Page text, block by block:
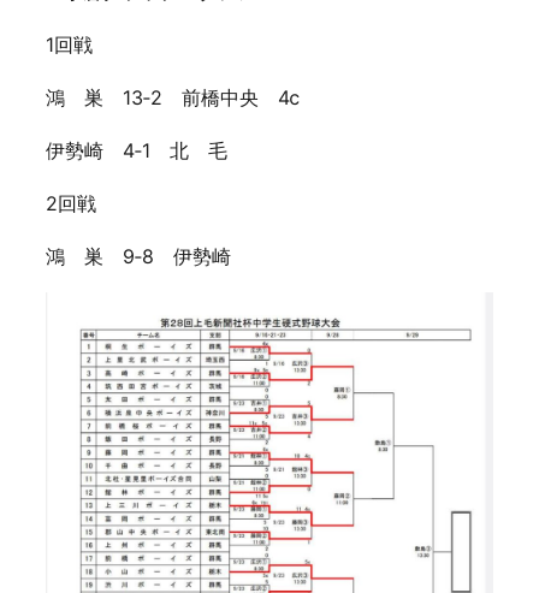
1回戦
鴻 巣 13‐2 前橋中央 4ⅽ
伊勢崎 4‐1 北 毛
2回戦
鴻 巣 9‐8 伊勢崎